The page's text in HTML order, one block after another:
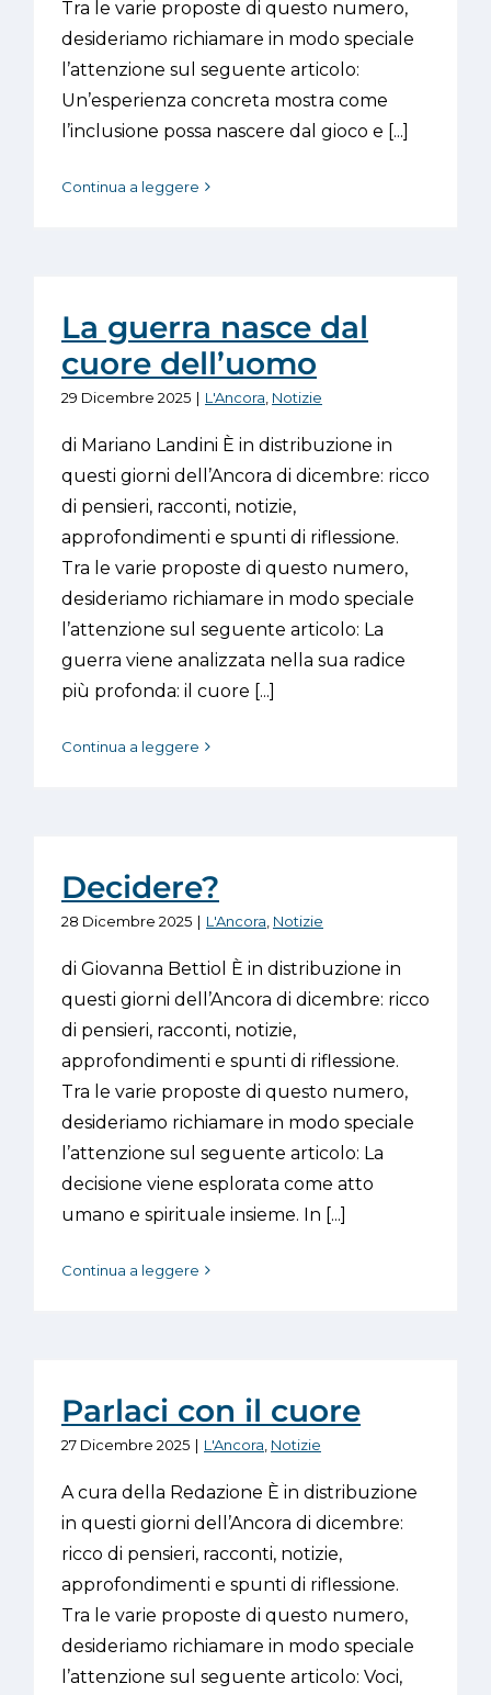
Tra le varie proposte di questo numero,
desideriamo richiamare in modo speciale
l’attenzione sul seguente articolo:
Un’esperienza concreta mostra come
l’inclusione possa nascere dal gioco e [...]
Continua a leggere
La guerra nasce dal
cuore dell’uomo
29 Dicembre 2025 | L'Ancora, Notizie
di Mariano Landini È in distribuzione in
questi giorni dell’Ancora di dicembre: ricco
di pensieri, racconti, notizie,
approfondimenti e spunti di riflessione.
Tra le varie proposte di questo numero,
desideriamo richiamare in modo speciale
l’attenzione sul seguente articolo: La
guerra viene analizzata nella sua radice
più profonda: il cuore [...]
Continua a leggere
Decidere?
28 Dicembre 2025 | L'Ancora, Notizie
di Giovanna Bettiol È in distribuzione in
questi giorni dell’Ancora di dicembre: ricco
di pensieri, racconti, notizie,
approfondimenti e spunti di riflessione.
Tra le varie proposte di questo numero,
desideriamo richiamare in modo speciale
l’attenzione sul seguente articolo: La
decisione viene esplorata come atto
umano e spirituale insieme. In [...]
Continua a leggere
Parlaci con il cuore
27 Dicembre 2025 | L'Ancora, Notizie
A cura della Redazione È in distribuzione
in questi giorni dell’Ancora di dicembre:
ricco di pensieri, racconti, notizie,
approfondimenti e spunti di riflessione.
Tra le varie proposte di questo numero,
desideriamo richiamare in modo speciale
l’attenzione sul seguente articolo: Voci,